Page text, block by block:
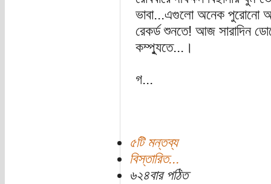
ভাবা...এগুলো অনেক পুরোনো
রেকর্ড শুনতে! আজ সারাদিন
কম্প্যুতে...।
গ...
৫টি মন্তব্য
বিস্তারিত...
৬২৪বার পঠিত